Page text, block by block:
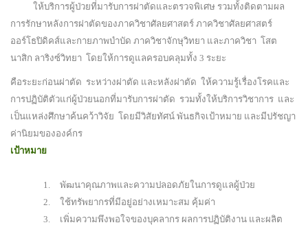
ให้บริการผู้ป่วยที่มารับการผ่าตัดและตรวจพิเศษ รวมทั้งติดตามผล
การรักษาหลังการผ่าตัดของภาควิชาศัลยศาสตร์ ภาควิชาศัลยศาสตร์
ออร์โธปิดิคส์และกายภาพบำบัด ภาควิชาจักษุวิทยา และภาควิชา โสต
นาสิก ลาริงซ์วิทยา โดยให้การดูแลครอบคลุมทั้ง 3 ระยะ
คือระยะก่อนผ่าตัด ระหว่างผ่าตัด และหลังผ่าตัด ให้ความรู้เรื่องโรคและ
การปฏิบัติตัวแก่ผู้ป่วยนอกที่มารับการผ่าตัด รวมทั้งให้บริการวิชาการ และ
เป็นแหล่งศึกษาค้นคว้าวิจัย โดยมีวิสัยทัศน์ พันธกิจเป้าหมาย และมีปรัชญา
ค่านิยมขององค์กร
เป้าหมาย
1.
พัฒนาคุณภาพและความปลอดภัยในการดูแลผู้ป่วย
2.
ใช้ทรัพยากรที่มีอยู่อย่างเหมาะสม คุ้มค่า
3.
เพิ่มความพึงพอใจของบุคลากร ผลการปฏิบัติงาน และผลิต